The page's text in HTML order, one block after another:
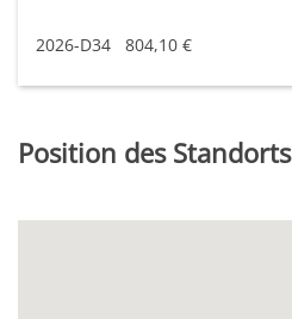
2026-D34 804,10 €
Position des Standorts